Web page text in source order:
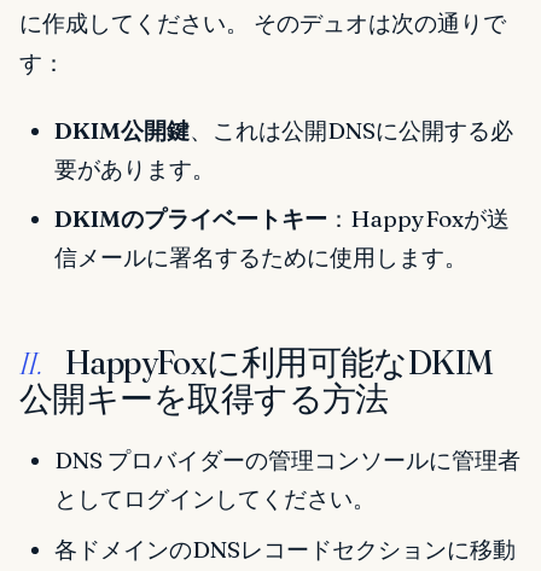
に作成してください。 そのデュオは次の通りで
す：
DKIM公開鍵、これは公開DNSに公開する必
要があります。
DKIMのプライベートキー ：HappyFoxが送
信メールに署名するために使用します。
II.
HappyFoxに利用可能なDKIM
公開キーを取得する方法
DNS プロバイダーの管理コンソールに管理者
としてログインしてください。
各ドメインのDNSレコードセクションに移動